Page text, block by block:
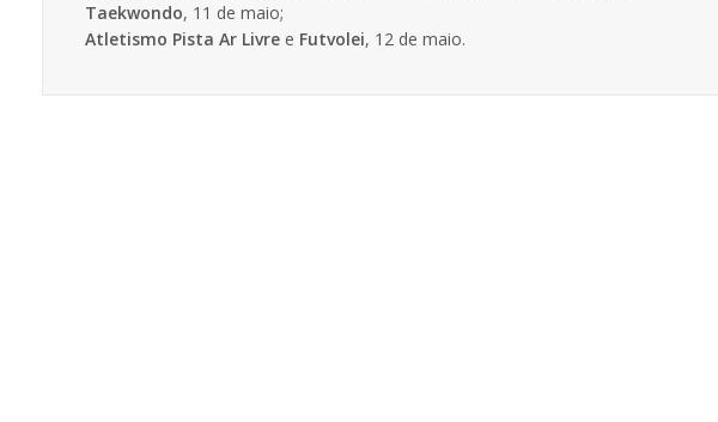
Taekwondo, 11 de maio;
Atletismo Pista Ar Livre e Futvolei, 12 de maio.